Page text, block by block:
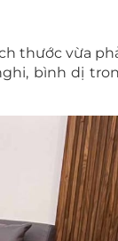
thước vừa
bình dị